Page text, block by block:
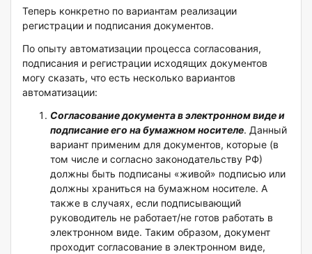
Теперь конкретно по вариантам реализации
регистрации и подписания документов.
По опыту автоматизации процесса согласования,
подписания и регистрации исходящих документов
могу сказать, что есть несколько вариантов
автоматизации:
Согласование документа в электронном виде и
подписание его на бумажном носителе. Данный
вариант применим для документов, которые (в
том числе и согласно законодательству РФ)
должны быть подписаны «живой» подписью или
должны храниться на бумажном носителе. А
также в случаях, если подписывающий
руководитель не работает/не готов работать в
электронном виде. Таким образом, документ
проходит согласование в электронном виде,